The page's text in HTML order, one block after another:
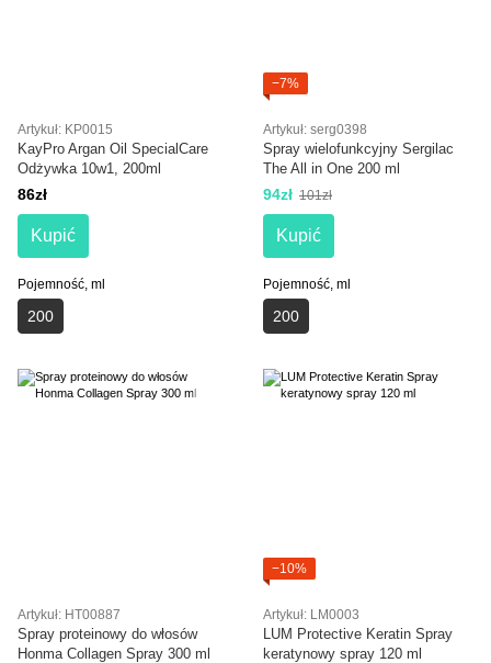
Artykuł: KP0015
KayPro Argan Oil SpecialCare
Odżywka 10w1, 200ml
86zł
Kupić
Pojemność, ml
200
−7%
Artykuł: serg0398
Spray wielofunkcyjny Sergilac
The All in One 200 ml
94zł 101zł
Kupić
Pojemność, ml
200
Artykuł: HT00887
Spray proteinowy do włosów
Honma Collagen Spray 300 ml
−10%
Artykuł: LM0003
LUM Protective Keratin Spray
keratynowy spray 120 ml